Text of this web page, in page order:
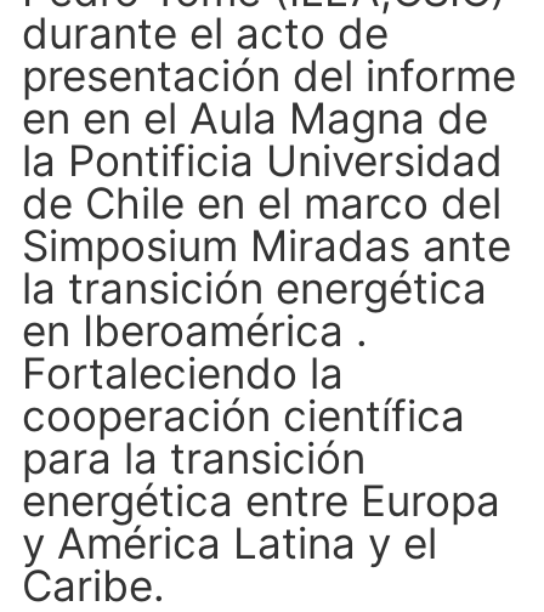
durante el acto de
presentación del informe
en en el Aula Magna de
la Pontificia Universidad
de Chile en el marco del
Simposium Miradas ante
la transición energética
en Iberoamérica .
Fortaleciendo la
cooperación científica
para la transición
energética entre Europa
y América Latina y el
Caribe.